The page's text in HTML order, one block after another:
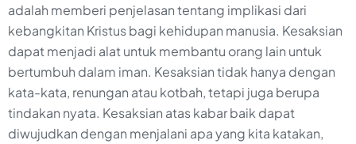
adalah memberi penjelasan tentang implikasi dari
kebangkitan Kristus bagi kehidupan manusia. Kesaksian
dapat menjadi alat untuk membantu orang lain untuk
bertumbuh dalam iman. Kesaksian tidak hanya dengan
kata-kata, renungan atau kotbah, tetapi juga berupa
tindakan nyata. Kesaksian atas kabar baik dapat
diwujudkan dengan menjalani apa yang kita katakan,